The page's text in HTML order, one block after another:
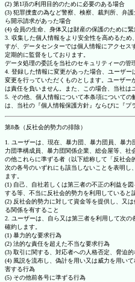
(2) 第1項の利用目的のために必要のある場合
(3) 犯罪捜査の為など警察、検察、裁判所、弁
ら開示請求があった場合
(4) 会員の生命、身体又は財産の保護のために
3. 収集した個人情報をより安全性を高めるた
すが、データセンターでは個人情報にアクセス
定期的に監督をしております。
データ処理の委託を当社のセキュリティーの管
4. 登録した情報に変更があった場合、ユーザ
変更を行っていただくものとします。ユーザ
は責任を負いません。また、この場合、当社は
5. その他、個人情報について本条項について
は、当社の『個人情報保護方針』ならびに『プ
第8条（反社会的勢力の排除）
1. ユーザーは、現在、暴力団、暴力団員、暴
力団準構成員、暴力団関係企業、総会屋等、
の他これらに準ずる者（以下総称して「反社
次の各号のいずれにも該当しないことを表明し
ます。
(1) 自己、自社若しくは第三者の不正の利益を
する等、不当に反社会的勢力を利用していると
(2) 反社会的勢力に対して資金等を提供し、又
る関係を有すること
2. ユーザーは、自ら又は第三者を利用して次
確約します。
(1) 暴力的な要求行為
(2) 法的な責任を超えた不当な要求行為
(3) 取引に関する、対応者への人格否定、脅迫
(4) 風説を流布し、偽計を用い又は威力を用い
害する行為
(5) その他前各号に準ずる行為